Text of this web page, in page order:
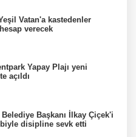
Vatan'a kastedenler
verecek
Yapay Plajı yeni
açıldı
Belediye Başkanı İlkay Çiçek'i
disipline sevk etti